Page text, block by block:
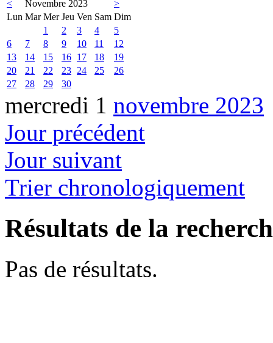
< Novembre 2023
>
Lun Mar Mer Jeu Ven Sam Dim
1
2 3 4
5
6
7 8 9 10 11
12
13
14 15 16 17 18
19
20
21 22 23 24 25
26
27
28 29 30
mercredi 1 novembre 2023
Jour précédent
Jour suivant
Trier chronologiquement
Résultats de la
Pas de résultats.